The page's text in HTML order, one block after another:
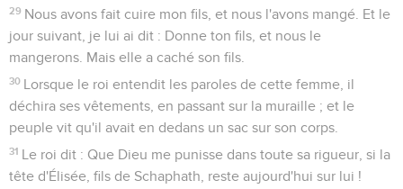
29 Nous avons fait cuire mon fils, et nous l'avons mangé. Et le
jour suivant, je lui ai dit : Donne ton fils, et nous le
mangerons. Mais elle a caché son fils.
30 Lorsque le roi entendit les paroles de cette femme, il
déchira ses vêtements, en passant sur la muraille ; et le
peuple vit qu'il avait en dedans un sac sur son corps.
31 Le roi dit : Que Dieu me punisse dans toute sa rigueur, si la
tête d'Élisée, fils de Schaphath, reste aujourd'hui sur lui !